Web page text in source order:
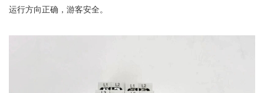
运行方向正确，游客安全。